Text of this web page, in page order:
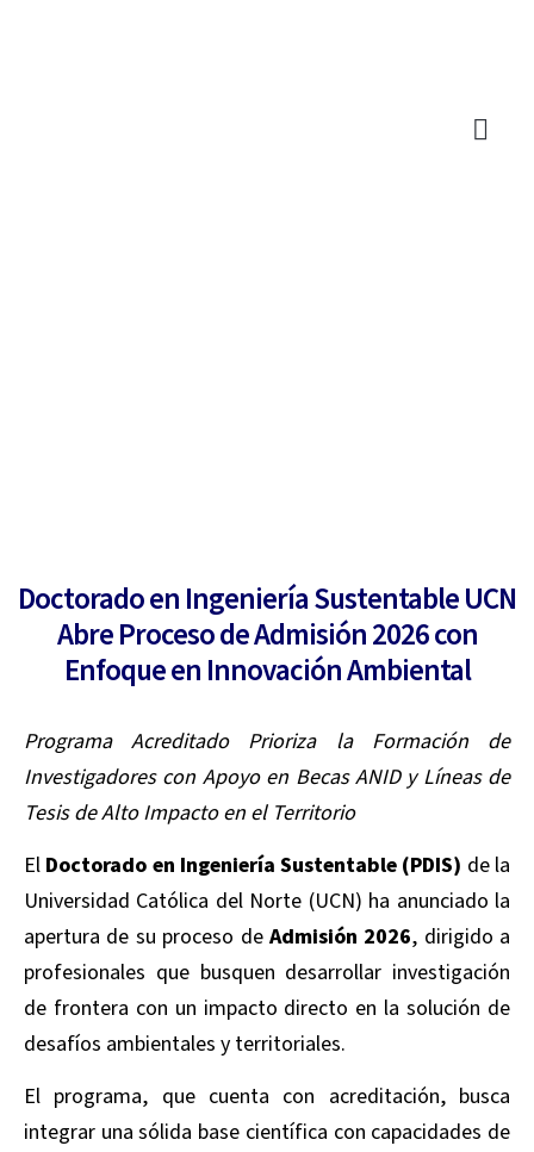
Doctorado en Ingeniería Sustentable UCN
Abre Proceso de Admisión 2026 con
Enfoque en Innovación Ambiental
Programa Acreditado Prioriza la Formación de
Investigadores con Apoyo en Becas ANID y Líneas de
Tesis de Alto Impacto en el Territorio
El Doctorado en Ingeniería Sustentable (PDIS) de la
Universidad Católica del Norte (UCN) ha anunciado la
apertura de su proceso de Admisión 2026, dirigido a
profesionales que busquen desarrollar investigación
de frontera con un impacto directo en la solución de
desafíos ambientales y territoriales.
El programa, que cuenta con acreditación, busca
integrar una sólida base científica con capacidades de